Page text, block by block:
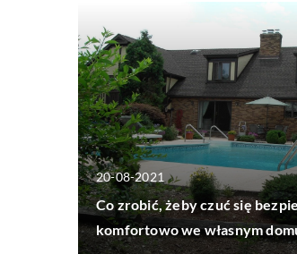
20-08-2021
Co zrobić, żeby czuć się
komfortowo we własnym